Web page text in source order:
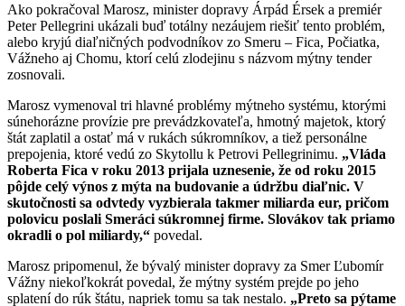
Ako pokračoval Marosz, minister dopravy Árpád Érsek a premiér
Peter Pellegrini ukázali buď totálny nezáujem riešiť tento problém,
alebo kryjú diaľničných podvodníkov zo Smeru – Fica, Počiatka,
Vážneho aj Chomu, ktorí celú zlodejinu s názvom mýtny tender
zosnovali.
Marosz vymenoval tri hlavné problémy mýtneho systému, ktorými
súnehorázne provízie pre prevádzkovateľa, hmotný majetok, ktorý
štát zaplatil a ostať má v rukách súkromníkov, a tiež personálne
prepojenia, ktoré vedú zo Skytollu k Petrovi Pellegrinimu. „Vláda
Roberta Fica v roku 2013 prijala uznesenie, že od roku 2015
pôjde celý výnos z mýta na budovanie a údržbu diaľnic. V
skutočnosti sa odvtedy vyzbierala takmer miliarda eur, pričom
polovicu poslali Smeráci súkromnej firme. Slovákov tak priamo
okradli o pol miliardy,“ povedal.
Marosz pripomenul, že bývalý minister dopravy za Smer Ľubomír
Vážny niekoľkokrát povedal, že mýtny systém prejde po jeho
splatení do rúk štátu, napriek tomu sa tak nestalo. „Preto sa pýtame